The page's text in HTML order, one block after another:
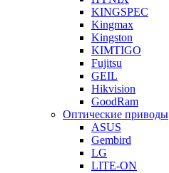
KINGSPEC
Kingmax
Kingston
KIMTIGO
Fujitsu
GEIL
Hikvision
GoodRam
Оптические приводы
ASUS
Gembird
LG
LITE-ON